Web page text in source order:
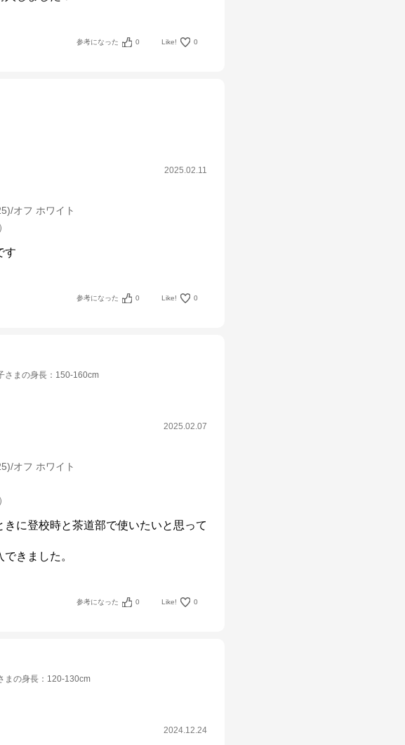
参考になった 0 Like! 0
2025.02.11
オフ ホワイト
す
参考になった 0 Like! 0
さまの身長 ： 150-160cm
2025.02.07
オフ ホワイト
に登校時と茶道部で使いたいと思って
きました。
参考になった 0 Like! 0
まの身長 ： 120-130cm
2024.12.24